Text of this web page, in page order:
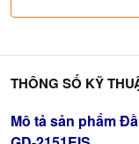
Mô tả sản phẩm
THÔNG SỐ KỸ